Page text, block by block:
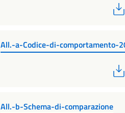
All.-a-Codice-di-comportamento-
All.-b-Schema-di-comparazione